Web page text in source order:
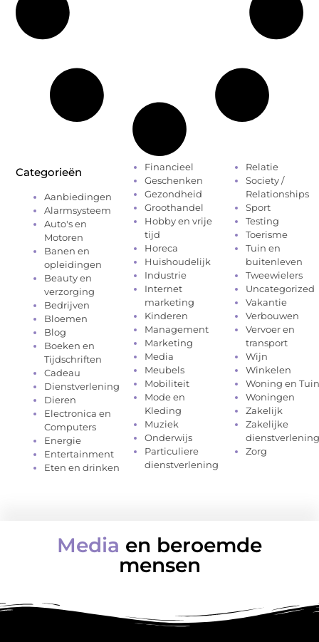
Categorieën
Aanbiedingen
Alarmsysteem
Auto's en
Motoren
Banen en
opleidingen
Beauty en
verzorging
Bedrijven
Bloemen
Blog
Boeken en
Tijdschriften
Cadeau
Dienstverlening
Dieren
Electronica en
Computers
Energie
Entertainment
Eten en drinken
Financieel
Geschenken
Gezondheid
Groothandel
Hobby en vrije
tijd
Horeca
Huishoudelijk
Industrie
Internet
marketing
Kinderen
Management
Marketing
Media
Meubels
Mobiliteit
Mode en
Kleding
Muziek
Onderwijs
Particuliere
dienstverlening
Relatie
Society /
Relationships
Sport
Testing
Toerisme
Tuin en
buitenleven
Tweewielers
Uncategorized
Vakantie
Verbouwen
Vervoer en
transport
Wijn
Winkelen
Woning en Tuin
Woningen
Zakelijk
Zakelijke
dienstverlening
Zorg
Media en beroemde
mensen